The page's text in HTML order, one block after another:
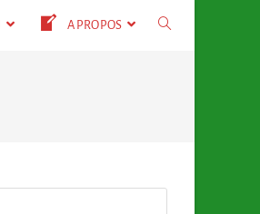
A PROPOS